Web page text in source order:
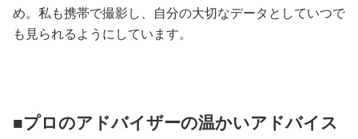
め。私も携帯で撮影し、自分の大切なデータとしていつで
も見られるようにしています。
■プロのアドバイザーの温かいアドバイス